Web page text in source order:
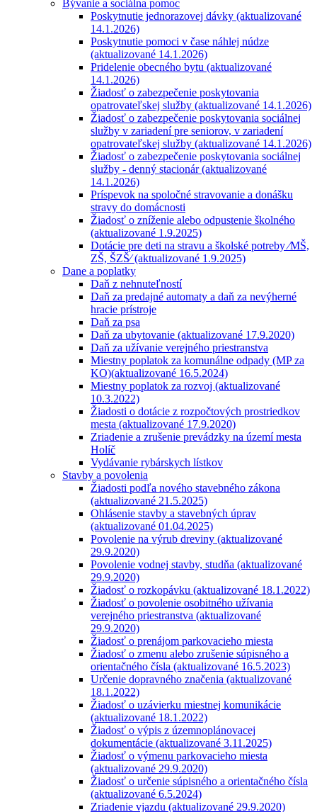
Bývanie a sociálna pomoc
Poskytnutie jednorazovej dávky (aktualizované
14.1.2026)
Poskytnutie pomoci v čase náhlej núdze
(aktualizované 14.1.2026)
Pridelenie obecného bytu (aktualizované
14.1.2026)
Žiadosť o zabezpečenie poskytovania
opatrovateľskej služby (aktualizované 14.1.2026)
Žiadosť o zabezpečenie poskytovania sociálnej
služby v zariadení pre seniorov, v zariadení
opatrovateľskej služby (aktualizované 14.1.2026)
Žiadosť o zabezpečenie poskytovania sociálnej
služby - denný stacionár (aktualizované
14.1.2026)
Príspevok na spoločné stravovanie a donášku
stravy do domácnosti
Žiadosť o zníženie alebo odpustenie školného
(aktualizované 1.9.2025)
Dotácie pre deti na stravu a školské potreby ⁄MŠ,
ZŠ, ŠZŠ⁄ (aktualizované 1.9.2025)
Dane a poplatky
Daň z nehnuteľností
Daň za predajné automaty a daň za nevýherné
hracie prístroje
Daň za psa
Daň za ubytovanie (aktualizované 17.9.2020)
Daň za užívanie verejného priestranstva
Miestny poplatok za komunálne odpady (MP za
KO)(aktualizované 16.5.2024)
Miestny poplatok za rozvoj (aktualizované
10.3.2022)
Žiadosti o dotácie z rozpočtových prostriedkov
mesta (aktualizované 17.9.2020)
Zriadenie a zrušenie prevádzky na území mesta
Holíč
Vydávanie rybárskych lístkov
Stavby a povolenia
Žiadosti podľa nového stavebného zákona
(aktualizované 21.5.2025)
Ohlásenie stavby a stavebných úprav
(aktualizované 01.04.2025)
Povolenie na výrub dreviny (aktualizované
29.9.2020)
Povolenie vodnej stavby, studňa (aktualizované
29.9.2020)
Žiadosť o rozkopávku (aktualizované 18.1.2022)
Žiadosť o povolenie osobitného užívania
verejného priestranstva (aktualizované
29.9.2020)
Žiadosť o prenájom parkovacieho miesta
Žiadosť o zmenu alebo zrušenie súpisného a
orientačného čísla (aktualizované 16.5.2023)
Určenie dopravného značenia (aktualizované
18.1.2022)
Žiadosť o uzávierku miestnej komunikácie
(aktualizované 18.1.2022)
Žiadosť o výpis z územnoplánovacej
dokumentácie (aktualizované 3.11.2025)
Žiadosť o výmenu parkovacieho miesta
(aktualizované 29.9.2020)
Žiadosť o určenie súpisného a orientačného čísla
(aktualizované 6.5.2024)
Zriadenie vjazdu (aktualizované 29.9.2020)